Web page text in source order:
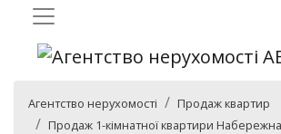
Агентство нерухомості
Продаж квартир
Продаж 1-кімнатної квартири